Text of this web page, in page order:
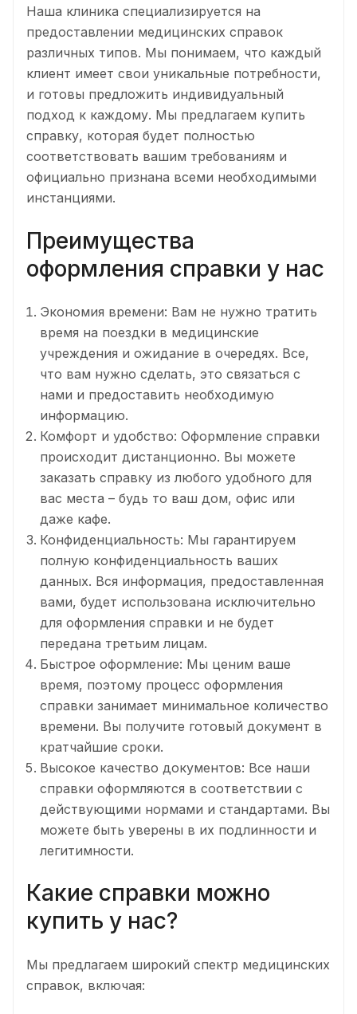
Наша клиника специализируется на
предоставлении медицинских справок
различных типов. Мы понимаем, что каждый
клиент имеет свои уникальные потребности,
и готовы предложить индивидуальный
подход к каждому. Мы предлагаем купить
справку, которая будет полностью
соответствовать вашим требованиям и
официально признана всеми необходимыми
инстанциями.
Преимущества
оформления справки у нас
Экономия времени: Вам не нужно тратить
время на поездки в медицинские
учреждения и ожидание в очередях. Все,
что вам нужно сделать, это связаться с
нами и предоставить необходимую
информацию.
Комфорт и удобство: Оформление справки
происходит дистанционно. Вы можете
заказать справку из любого удобного для
вас места – будь то ваш дом, офис или
даже кафе.
Конфиденциальность: Мы гарантируем
полную конфиденциальность ваших
данных. Вся информация, предоставленная
вами, будет использована исключительно
для оформления справки и не будет
передана третьим лицам.
Быстрое оформление: Мы ценим ваше
время, поэтому процесс оформления
справки занимает минимальное количество
времени. Вы получите готовый документ в
кратчайшие сроки.
Высокое качество документов: Все наши
справки оформляются в соответствии с
действующими нормами и стандартами. Вы
можете быть уверены в их подлинности и
легитимности.
Какие справки можно
купить у нас?
Мы предлагаем широкий спектр медицинских
справок, включая: